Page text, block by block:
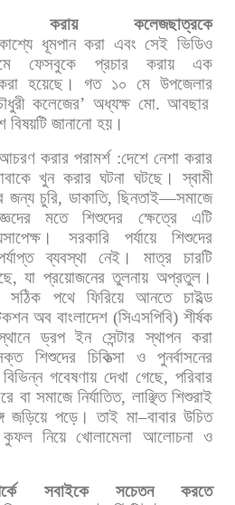
করায়
কলেজছাত্রকে
ধূমপান করা এবং সেই ভিডিও
ফেসবুকে প্রচার করায়
এক
হয়েছে। গত ১০ মে উপজেলার
কলেজের’ অধ্যক্ষ মো.আবছার
বিষয়টি জানানো হয়।
করার পরামর্শ:দেশে নেশা করার
খুন করার ঘটনা ঘটছে।
স্বামী
জন্য চুরি, ডাকাতি,ছিনতাই—সমাজে
মতে শিশুদের ক্ষেত্রে
এটি
সরকারি পর্যায়ে
শিশুদের
ব্যবস্থা নেই। মাত্র
চারটি
,যা প্রয়োজনের তুলনায় অপ্রতুল।
সঠিক পথে ফিরিয়ে আনতে
চাইল্ড
অব বাংলাদেশ (সিএসপিবি) শীর্ষক
ড্রপ ইন সেন্টার স্থাপন করা
শিশুদের চিকিত্সা ও
পুনর্বাসনের
বিভিন্ন গবেষণায় দেখা গেছে, পরিবার
বা সমাজে নির্যাতিত, লাঞ্ছিত শিশুরাই
জড়িয়ে পড়ে। তাই মা–বাবার উচিত
কুফল নিয়ে খোলামেলা আলোচনা ও
সবাইকে সচেতন
করতে